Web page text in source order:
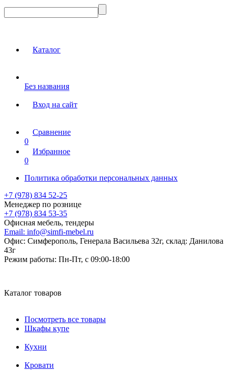
Каталог
Без названия
Вход на сайт
Сравнение
0
Избранное
0
Политика обработки персональных данных
+7 (978) 834 52-25
Менеджер по рознице
+7 (978) 834 53-35
Офисная мебель, тендеры
Email: info@simfi-mebel.ru
Офис: Симферополь, Генерала Васильева 32г, склад: Данилова
43г
Режим работы: Пн-Пт, с 09:00-18:00
Каталог товаров
Посмотреть все товары
Шкафы купе
Кухни
Кровати